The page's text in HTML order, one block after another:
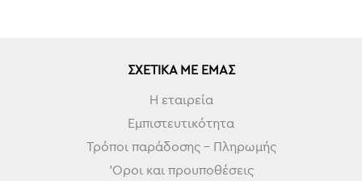
ΣΧΕΤΙΚΆ ΜΕ ΕΜΆΣ
Η εταιρεία
Εμπιστευτικότητα
Τρόποι παράδοσης - Πληρωμής
'Οροι και προυποθέσεις